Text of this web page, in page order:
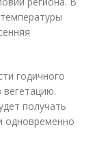
годичного
вегетацию.
получать
одновременно